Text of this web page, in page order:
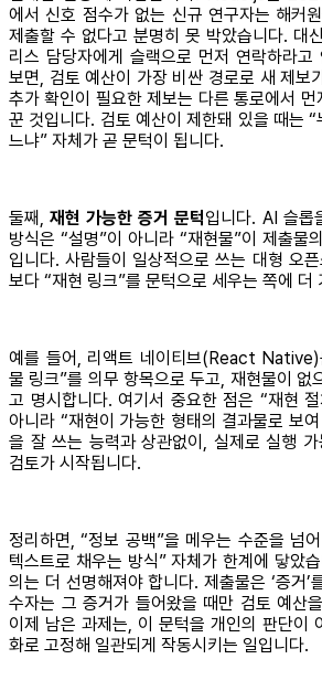
에서 신호 점수가 없는 신규 연구자는 해커
제출할 수 없다고 분명히 못 박았습니다. 대
리스 담당자에게 슬랙으로 먼저 연락하라고
보면, 검토 예산이 가장 비싼 경로로 새 제보
추가 확인이 필요한 제보는 다른 통로에서
꾼 것입니다. 검토 예산이 제한돼 있을 때는
느냐” 자체가 곧 문턱이 됩니다.
둘째,재현 가능한 증거 문턱입니다. AI 슬롭
방식은 “설명”이 아니라 “재현물”이 제출물
입니다. 사람들이 일상적으로 쓰는 대형 오
보다 “재현 링크”를 문턱으로 세우는 쪽에 더
예를 들어, 리액트 네이티브(React Native)
물 링크”를 의무 항목으로 두고, 재현물이 없
고 명시합니다. 여기서 중요한 점은 “재현
아니라 “재현이 가능한 형태의 결과물로 보
을 잘 쓰는 능력과 상관없이, 실제로 실행
검토가 시작됩니다.
정리하면, “정보 공백”을 메우는 수준을 넘
텍스트로 채우는 방식” 자체가 한계에 닿았
의는 더 선명해져야 합니다. 제출물은 ‘증거’
수자는 그 증거가 들어왔을 때만 검토 예산
이제 남은 과제는, 이 문턱을 개인의 판단이
화로 고정해 일관되게 작동시키는 일입니다.